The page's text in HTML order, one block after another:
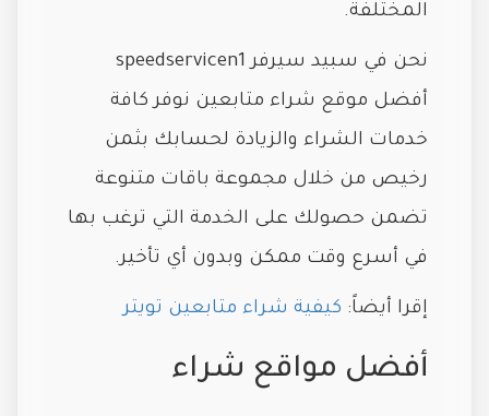
المختلفة.
نحن في سبيد سيرفر speedservicen1
أفضل موقع شراء متابعين نوفر كافة
خدمات الشراء والزيادة لحسابك بثمن
رخيص من خلال مجموعة باقات متنوعة
تضمن حصولك على الخدمة التي ترغب بها
في أسرع وقت ممكن وبدون أي تأخير.
إقرا أيضاً: كيفية شراء متابعين تويتر
أفضل مواقع شراء